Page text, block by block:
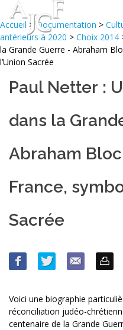
Accueil >Documentation >
antérieurs à 2020 > Choix 2014
la Grande Guerre - Abraham
l’Union Sacrée
Paul Netter :
dans la
Abraham
France,
Sacrée
Voici une biographie
réconciliation judéo-
centenaire de la Grande